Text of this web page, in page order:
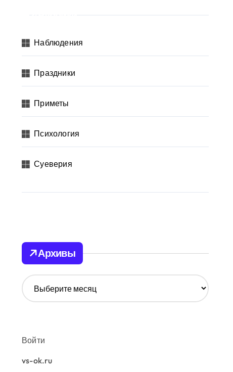
Наблюдения
Праздники
Приметы
Психология
Суеверия
Архивы
А
р
ы
Войти
vs-ok.ru